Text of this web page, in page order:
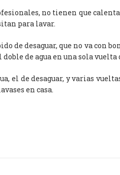
no tienen que
para lavar.
de desaguar, que no va con
de agua en una sola
el de desaguar, y varias
en casa.